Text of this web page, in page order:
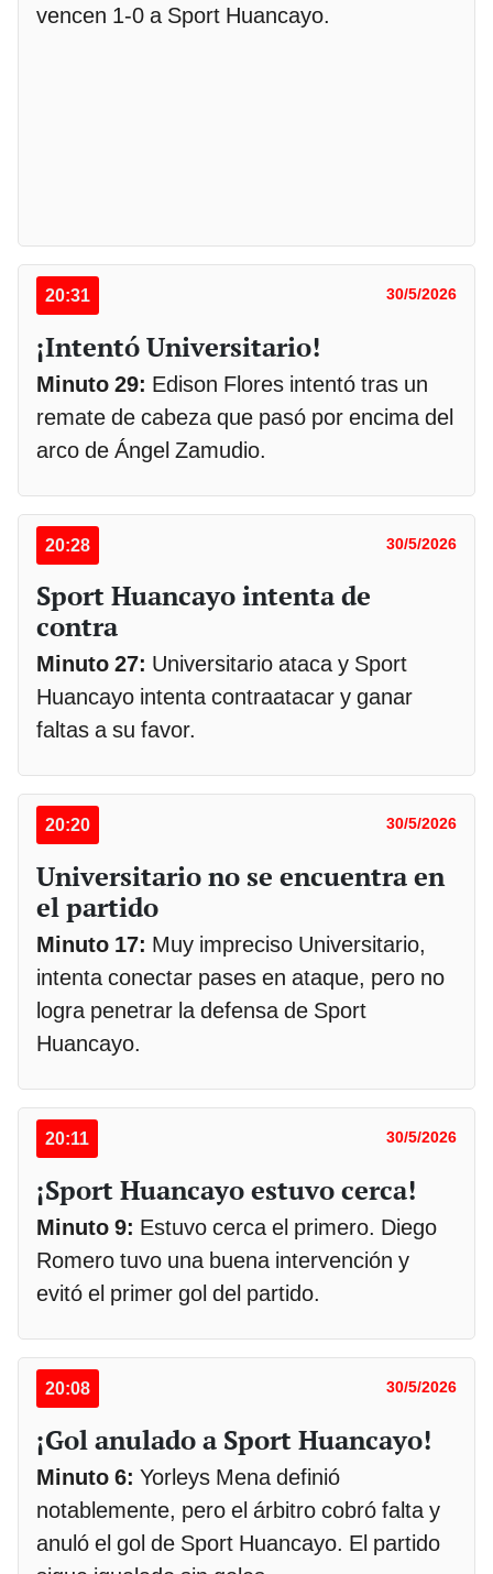
vencen 1-0 a Sport Huancayo.
20:31 30/5/2026
¡Intentó Universitario!
Minuto 29: Edison Flores intentó tras un
remate de cabeza que pasó por encima del
arco de Ángel Zamudio.
20:28 30/5/2026
Sport Huancayo intenta de
contra
Minuto 27: Universitario ataca y Sport
Huancayo intenta contraatacar y ganar
faltas a su favor.
20:20 30/5/2026
Universitario no se encuentra en
el partido
Minuto 17: Muy impreciso Universitario,
intenta conectar pases en ataque, pero no
logra penetrar la defensa de Sport
Huancayo.
20:11 30/5/2026
¡Sport Huancayo estuvo cerca!
Minuto 9: Estuvo cerca el primero. Diego
Romero tuvo una buena intervención y
evitó el primer gol del partido.
20:08 30/5/2026
¡Gol anulado a Sport Huancayo!
Minuto 6: Yorleys Mena definió
notablemente, pero el árbitro cobró falta y
anuló el gol de Sport Huancayo. El partido